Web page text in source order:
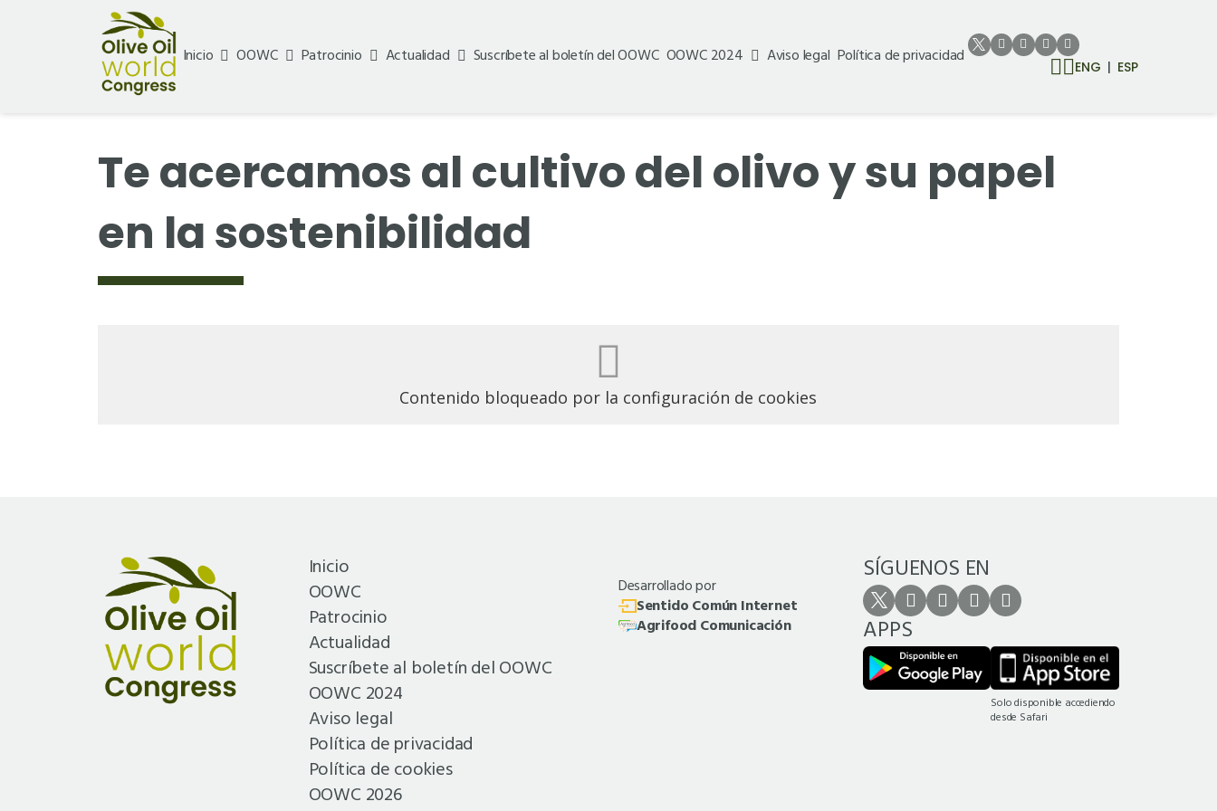
Inicio OOWC Patrocinio Actualidad Suscríbete al boletín del OOWC OOWC 2024 Aviso legal Política de privacidad ENG ESP
Te acercamos al cultivo del olivo y su papel
en la sostenibilidad
Contenido bloqueado por la configuración de cookies
Inicio
OOWC
Patrocinio
Actualidad
Suscríbete al boletín del OOWC
OOWC 2024
Aviso legal
Política de privacidad
Política de cookies
OOWC 2026
Desarrollado por
Sentido Común Internet
Agrifood Comunicación
SÍGUENOS EN
APPS
Solo disponible accediendo
desde Safari